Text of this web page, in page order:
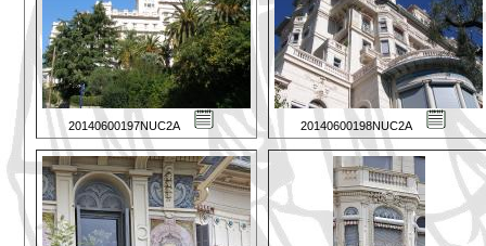
20140600197NUC2A 20140600198NUC2A